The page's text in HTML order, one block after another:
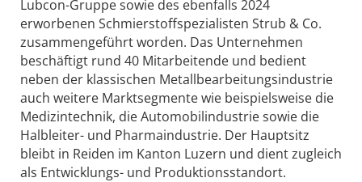
Lubcon-Gruppe sowie des ebenfalls 2024
erworbenen Schmierstoffspezialisten Strub & Co.
zusammengeführt worden. Das Unternehmen
beschäftigt rund 40 Mitarbeitende und bedient
neben der klassischen Metallbearbeitungsindustrie
auch weitere Marktsegmente wie beispielsweise die
Medizintechnik, die Automobilindustrie sowie die
Halbleiter- und Pharmaindustrie. Der Hauptsitz
bleibt in Reiden im Kanton Luzern und dient zugleich
als Entwicklungs- und Produktionsstandort.